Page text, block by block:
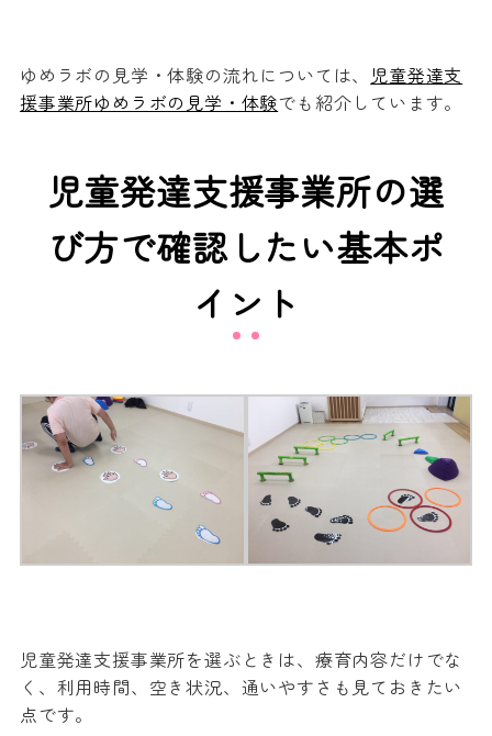
ゆめラボの見学・体験の流れについては、
児童発達支
援事業所ゆめラボの見学・体験でも紹介しています。
児童発達支援事業所の選
び方で確認したい基本ポ
イント
児童発達支援事業所を選ぶときは、療育内容だけでな
く、利用時間、空き状況、通いやすさも見ておきたい
点です。